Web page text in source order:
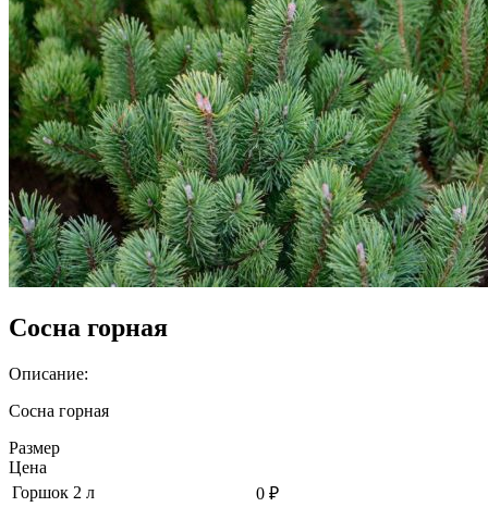
Сосна горная
Описание:
Сосна горная
Размер
Цена
Горшок 2 л
0 ₽